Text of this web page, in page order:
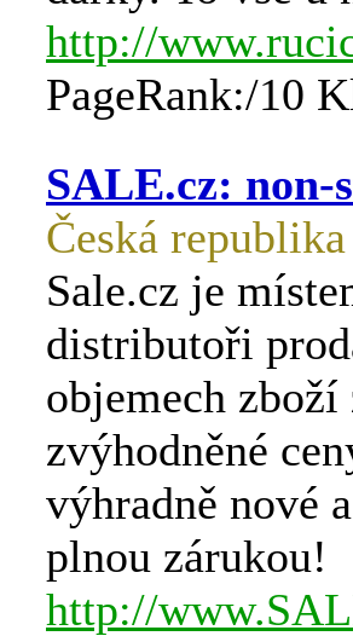
http://
PageRank:/10
SALE.cz: non-
Česká republika
Sale.cz je
distributoři
objemech zboží
zvýhodněné
výhradně nové
plnou zárukou!
http://